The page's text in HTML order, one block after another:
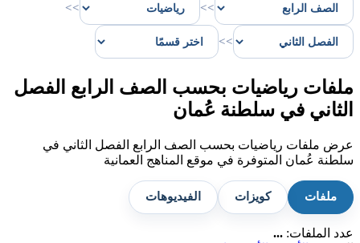
>>
>>
>>
ملفات رياضيات بحسب الصف الرابع الفصل
الثاني في سلطنة عُمان
عرض ملفات رياضيات بحسب الصف الرابع الفصل الثاني في
سلطنة عُمان المتوفرة في موقع المناهج العمانية
ملفات كويزات الفيديوهات
عدد الملفات: ...